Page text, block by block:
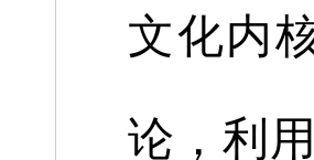
文化内
论，利